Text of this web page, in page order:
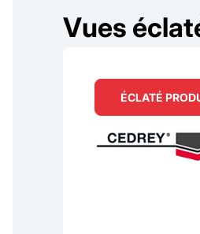
Vues
ÉCLATÉ